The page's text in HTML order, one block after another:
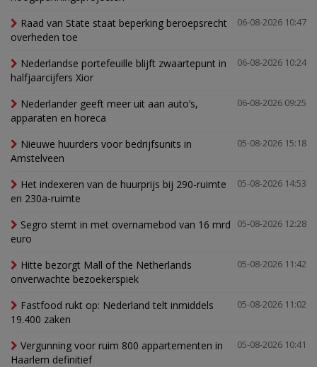
06-08-2026 10:47
Raad van State staat beperking beroepsrecht
overheden toe
06-08-2026 10:24
Nederlandse portefeuille blijft zwaartepunt in
halfjaarcijfers Xior
06-08-2026 09:25
Nederlander geeft meer uit aan auto’s,
apparaten en horeca
05-08-2026 15:18
Nieuwe huurders voor bedrijfsunits in
Amstelveen
05-08-2026 14:53
Het indexeren van de huurprijs bij 290-ruimte
en 230a-ruimte
05-08-2026 12:28
Segro stemt in met overnamebod van 16 mrd
euro
05-08-2026 11:42
Hitte bezorgt Mall of the Netherlands
onverwachte bezoekerspiek
05-08-2026 11:02
Fastfood rukt op: Nederland telt inmiddels
19.400 zaken
05-08-2026 10:41
Vergunning voor ruim 800 appartementen in
Haarlem definitief